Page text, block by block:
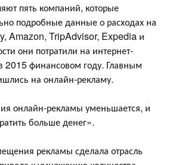
пять компаний, которые
подробные данные о расходах на
Amazon, TripAdvisor, Expedia и
они потратили на интернет-
2015 финансовом году. Главным
на онлайн-рекламу.
онлайн-рекламы уменьшается, и
больше денег».
рекламы сделала отрасль